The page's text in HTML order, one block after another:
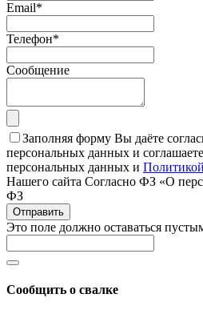
Email*
Телефон*
Сообщение
Заполняя форму Вы даёте
персональных данных и
персональных данных и
Нашего сайта Согласно ФЗ «О
ФЗ
Отправить
Это поле должно оставаться
Сообщить о свалке